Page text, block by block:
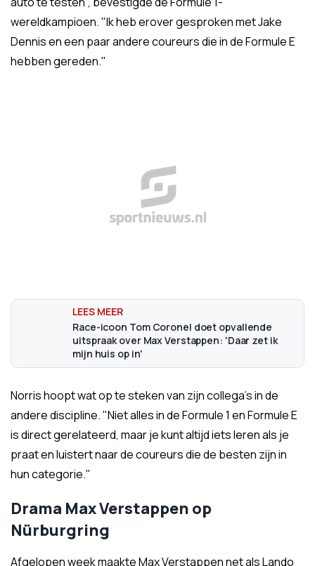
wereldkampioen. "Ik heb erover gesproken met Jake
Dennis en een paar andere coureurs die in de Formule E
hebben gereden."
Race-icoon Tom Coronel doet opvallende
uitspraak over Max Verstappen: 'Daar zet ik
mijn huis op in'
Norris hoopt wat op te steken van zijn collega's in de
andere discipline. "Niet alles in de Formule 1 en Formule E
is direct gerelateerd, maar je kunt altijd iets leren als je
praat en luistert naar de coureurs die de besten zijn in
hun categorie."
Drama Max Verstappen op
Nürburgring
Afgelopen week maakte Max Verstappen net als Lando